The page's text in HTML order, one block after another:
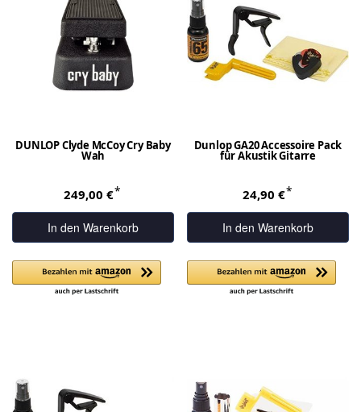
DUNLOP Clyde McCoy Cry Baby
Wah
249,00 €*
In den Warenkorb
Dunlop GA20 Accessoire Pack
für Akustik Gitarre
24,90 €*
In den Warenkorb